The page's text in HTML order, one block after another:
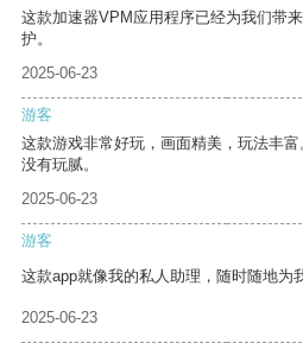
这款加速器VPM应用程序已经为我们带
护。
2025-06-23
游客
这款游戏非常好玩，画面精美，玩法丰
没有玩腻。
2025-06-23
游客
这款app就像我的私人助理，随时随地为
2025-06-23